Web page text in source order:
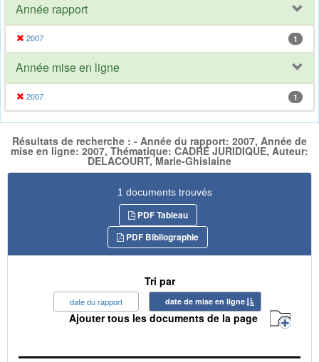
Année rapport
2007 1
Année mise en ligne
2007 1
Résultats de recherche : - Année du rapport: 2007, Année de
mise en ligne: 2007, Thématique: CADRE JURIDIQUE, Auteur:
DELACOURT, Marie-Ghislaine
1 documents trouvés
PDF Tableau
PDF Bibliographie
Tri par
date du rapport date de mise en ligne
Ajouter tous les documents de la page